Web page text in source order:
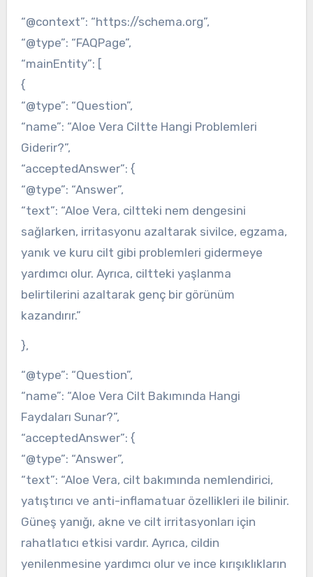
“@context”: “https://schema.org”,
“@type”: “FAQPage”,
“mainEntity”: [
{
“@type”: “Question”,
“name”: “Aloe Vera Ciltte Hangi Problemleri
Giderir?”,
“acceptedAnswer”: {
“@type”: “Answer”,
“text”: “Aloe Vera, ciltteki nem dengesini
sağlarken, irritasyonu azaltarak sivilce, egzama,
yanık ve kuru cilt gibi problemleri gidermeye
yardımcı olur. Ayrıca, ciltteki yaşlanma
belirtilerini azaltarak genç bir görünüm
kazandırır.”
},
“@type”: “Question”,
“name”: “Aloe Vera Cilt Bakımında Hangi
Faydaları Sunar?”,
“acceptedAnswer”: {
“@type”: “Answer”,
“text”: “Aloe Vera, cilt bakımında nemlendirici,
yatıştırıcı ve anti-inflamatuar özellikleri ile bilinir.
Güneş yanığı, akne ve cilt irritasyonları için
rahatlatıcı etkisi vardır. Ayrıca, cildin
yenilenmesine yardımcı olur ve ince kırışıklıkların